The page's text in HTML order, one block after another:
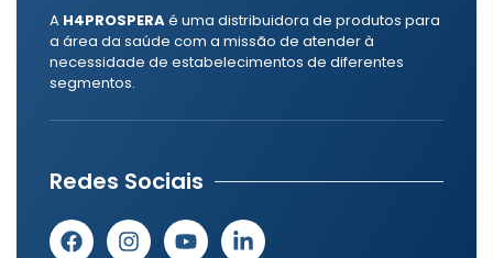
A H4PROSPERAé uma distribuidora de produtos para
a área da saúde com a missão de atender à
necessidade de estabelecimentos de diferentes
segmentos.
Redes Sociais